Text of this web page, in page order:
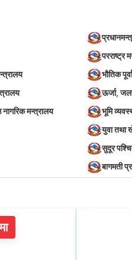
परराष्ट्र
भौतिक
ऊर्जा,
नागरिक मन्त्रालय
भूमि
युवा तथा
सुदूर
बागमती